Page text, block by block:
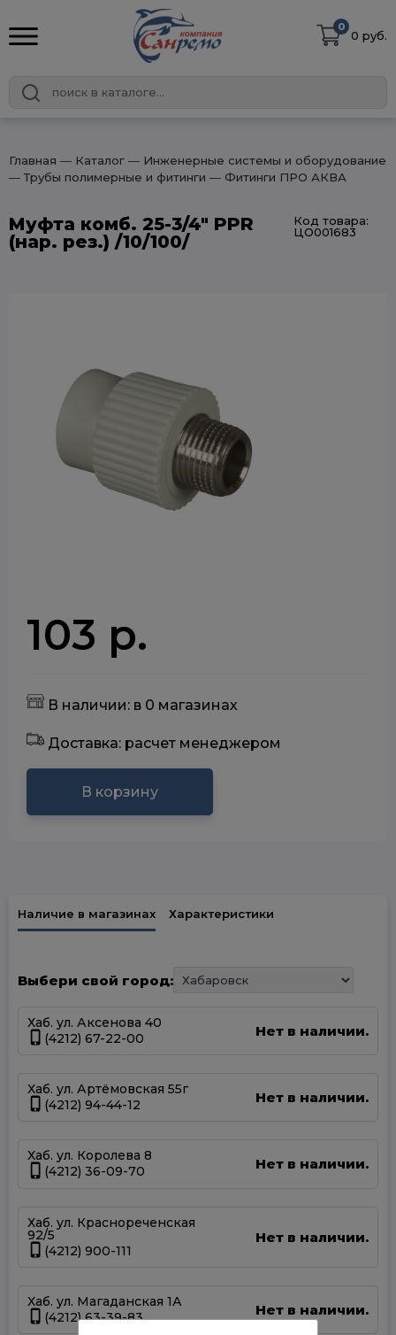
0
0 руб.
Главная ― Каталог ― Инженерные системы и оборудование
― Трубы полимерные и фитинги ― Фитинги ПРО АКВА
Муфта комб. 25-3/4" PPR
(нар. рез.) /10/100/
Код товара:
ЦО001683
103 р.
В наличии: в 0 магазинах
Доставка: расчет менеджером
В корзину
Наличие в магазинах Характеристики
Выбери свой город:
Хаб. ул. Аксенова 40
(4212) 67-22-00
Нет в наличии.
Хаб. ул. Артёмовская 55г
(4212) 94-44-12
Нет в наличии.
Хаб. ул. Королева 8
(4212) 36-09-70
Нет в наличии.
Хаб. ул. Краснореченская
92/5
(4212) 900-111
Нет в наличии.
Хаб. ул. Магаданская 1А
(4212) 63-39-83
Нет в наличии.